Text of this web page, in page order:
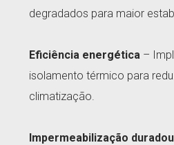
degradados para maior
Eficiência energética –
isolamento térmico para
climatização.
Impermeabilização